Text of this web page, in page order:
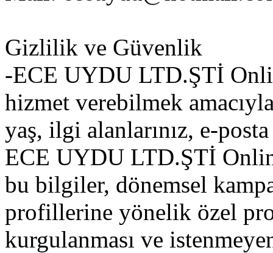
Gizlilik ve Güvenlik
-ECE UYDU LTD.ŞTİ
hizmet verebilmek
yaş, ilgi alanlarınız, e-
ECE UYDU LTD.ŞTİ
bu bilgiler, dönemsel
profillerine yönelik özel
kurgulanması ve